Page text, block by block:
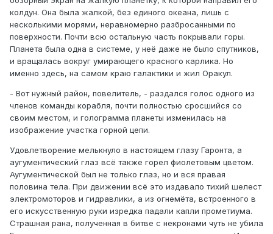
колдун. Она была жалкой, без единого океана, лишь с
несколькими морями, неравномерно разбросанными по
поверхности. Почти всю остальную часть покрывали горы.
Планета была одна в системе, у неё даже не было спутников,
и вращалась вокруг умирающего красного карлика. Но
именно здесь, на самом краю галактики и жил Оракул.
- Вот нужный район, повелитель, - раздался голос одного из
членов команды корабля, почти полностью сросшийся со
своим местом, и голограмма планеты изменилась на
изображение участка горной цепи.
Удовлетворение мелькнуло в настоящем глазу Гаронта, а
аугументический глаз всё также горел фиолетовым цветом.
Аугументической был не только глаз, но и вся правая
половина тела. При движении всё это издавало тихий шелест
электромоторов и гидравлики, а из огнемёта, встроенного в
его искусственную руки изредка падали капли прометиума.
Страшная рана, полученная в битве с некронами чуть не убила